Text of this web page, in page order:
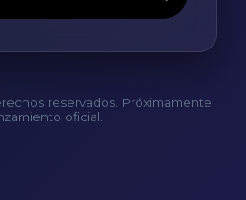
reservados. Próximamente
oficial.